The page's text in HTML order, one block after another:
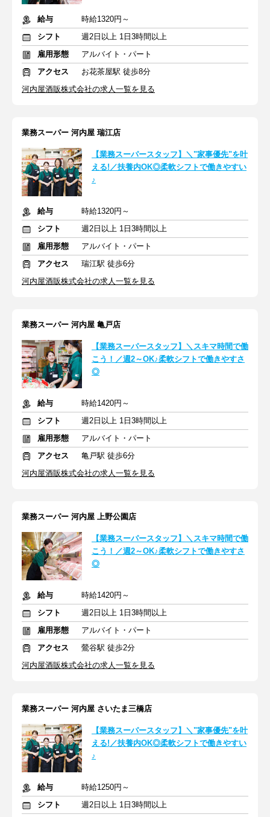
給与
時給1320円～
シフト
週2日以上 1日3時間以上
雇用形態
アルバイト・パート
アクセス
お花茶屋駅 徒歩8分
河内屋酒販株式会社の求人一覧を見る
業務スーパー 河内屋 瑞江店
【業務スーパースタッフ】＼"家事優先"を叶
える!／扶養内OK◎柔軟シフトで働きやすい
♪
給与
時給1320円～
シフト
週2日以上 1日3時間以上
雇用形態
アルバイト・パート
アクセス
瑞江駅 徒歩6分
河内屋酒販株式会社の求人一覧を見る
業務スーパー 河内屋 亀戸店
【業務スーパースタッフ】＼スキマ時間で働
こう！／週2～OK♪柔軟シフトで働きやすさ
◎
給与
時給1420円～
シフト
週2日以上 1日3時間以上
雇用形態
アルバイト・パート
アクセス
亀戸駅 徒歩6分
河内屋酒販株式会社の求人一覧を見る
業務スーパー 河内屋 上野公園店
【業務スーパースタッフ】＼スキマ時間で働
こう！／週2～OK♪柔軟シフトで働きやすさ
◎
給与
時給1420円～
シフト
週2日以上 1日3時間以上
雇用形態
アルバイト・パート
アクセス
鶯谷駅 徒歩2分
河内屋酒販株式会社の求人一覧を見る
業務スーパー 河内屋 さいたま三橋店
【業務スーパースタッフ】＼"家事優先"を叶
える!／扶養内OK◎柔軟シフトで働きやすい
♪
給与
時給1250円～
シフト
週2日以上 1日3時間以上